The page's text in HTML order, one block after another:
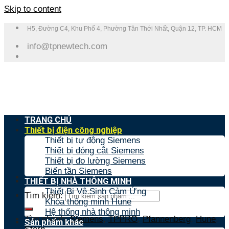
Skip to content
H5, Đường C4, Khu Phố 4, Phường Tân Thới Nhất, Quận 12, TP. HCM
info@tpnewtech.com
Tìm kiếm:
Tìm nhanh:Siemens,TPPRO,Pfannenberg,Hune,
TRANG CHỦ
Thiết bị điện công nghiệp
Thiết bị tự động Siemens
Thiết bị đóng cắt Siemens
Thiết bị đo lường Siemens
Biến tần Siemens
THIẾT BỊ NHÀ THÔNG MINH
Thiết Bị Vệ Sinh Cảm Ứng
Khóa thông minh Hune
Hệ thống nhà thông minh
Sản phẩm khác